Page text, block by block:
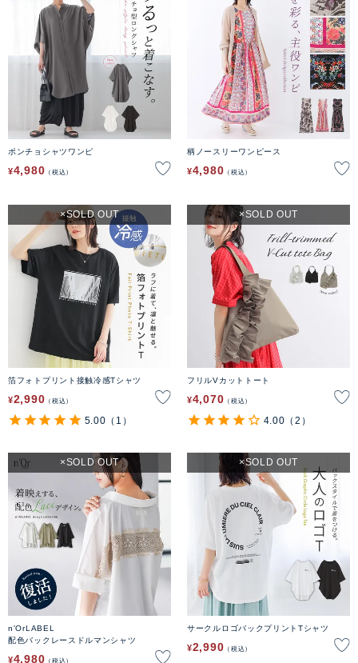
ポンチョシャツワンピ
¥4,980 税込
柄ノースリーワンピース
¥4,980 税込
箔フォトプリント接触冷感Tシャツ
¥2,990 税込
SOLD OUT
5.00 （1）
フリルVカットトート
¥4,070 税込
SOLD OUT
4.00 （2）
n'OrLABEL
配色バックレースドルマンシャツ
¥4,980 税込
SOLD OUT
サークルロゴバックプリントTシャツ
¥2,990 税込
SOLD OUT